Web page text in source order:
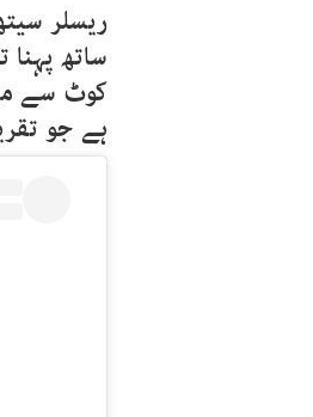
ریسلر
ساتھ
ہے جو